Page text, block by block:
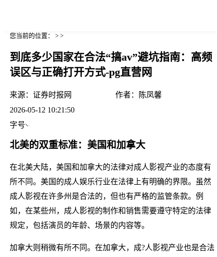
您当前的位置： > >
到底多少国家在合法“搞av”避坑指南：高频
误区与正确打开方式-pg直营网
来源： 证券时报网 作者：
陈凤馨
2026-05-12 10:21:50
字号
北美的双重标准：美国和加拿大
在北美大陆，美国和加拿大的法律对成人影视产业的态度有
所不同。美国的成人娱乐行业在法律上有明确的界限。虽然
成人影视在许多州是合法的，但也有严格的监管条款。例
如，在某些州，成人影视的制作和销售需要遵守特定的法律
规定，包括演员的年龄、场景的内容等。
加拿大则稍微有所不同。在加拿大，成?人影视产业也是合法